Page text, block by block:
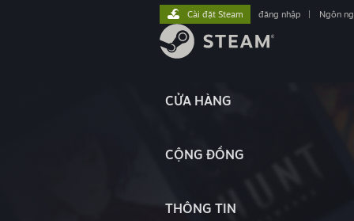
CỬA HÀNG
CỘNG ĐỒNG
THÔNG TIN
Cài đặt Steam đăng nhập Ngôn